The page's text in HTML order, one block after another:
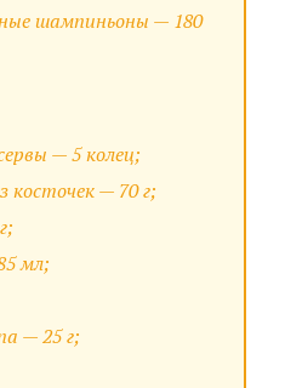
шампиньоны — 180
— 5 колец;
косточек — 70 г;
мл;
— 25 г;